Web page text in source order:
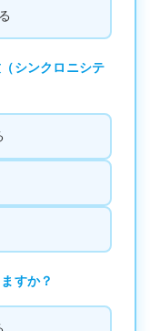
シンクロニシテ
すか？